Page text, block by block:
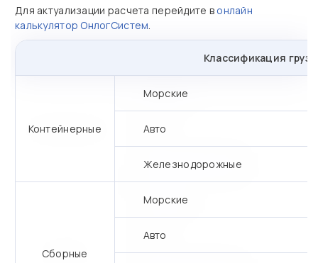
Для актуализации расчета перейдите в онлайн
калькулятор ОнлогСистем.
Классификация
Контейнерные
Морские
Авто
Железнодорожные
Сборные
Морские
Авто